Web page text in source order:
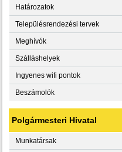
Határozatok
Településrendezési tervek
Meghívók
Szálláshelyek
Ingyenes wifi pontok
Beszámolók
Polgármesteri Hivatal
Munkatársak